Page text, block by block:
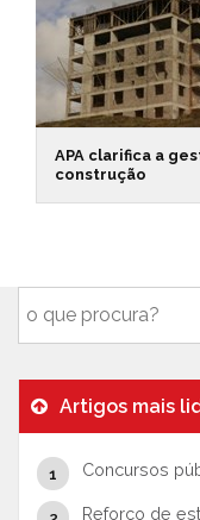
APA clarifica a
construção
Artigos mais
Concursos
Reforço de